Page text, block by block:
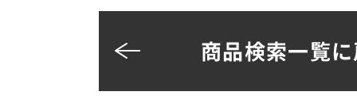
商品検索一覧